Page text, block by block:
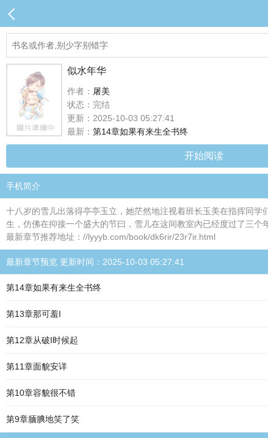
似水年华
作者： 屠美
状态：完结
更新：2025-10-03 05:27:41
最新： 第14章如果有来生全书终
开始阅读
手机简介
十八岁的雪儿出落得亭亭玉立，她茫然地注视着班长玉美在指挥同
生，仿佛在抑接一个盛大的节曰，雪儿在这间教室內已经度过了三个
最新章节推荐地址：//lyyyb.com/book/dk6rir/23r7ir.html
最新章节预览 更新时间：2025-10-03 05:27:41
第14章如果有来生全书终
第13章那可羞I
第12章从破I时候起
第11章面貌安详
第10章容貌很不错
第9章腼腆地笑了笑